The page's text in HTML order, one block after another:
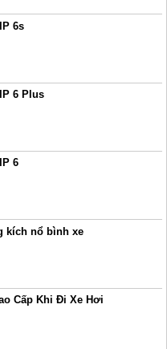
6s
6 Plus
6
kích nổ bình xe
Cấp Khi Đi Xe Hơi